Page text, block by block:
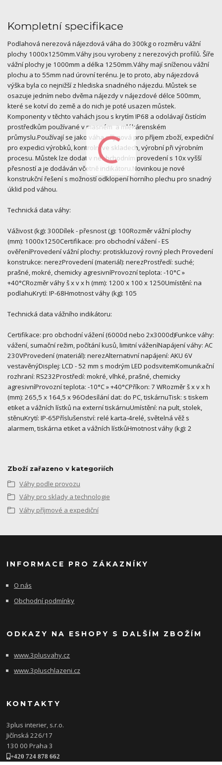
Kompletní specifikace
Podlahová nerezová nájezdová váha do 300kg o rozměru vážní
plochy 1000x1250mm.Váhy jsou vyrobeny z nerezových profilů. Šíře
vážní plochy je 1000mm a délka 1250mm.Váhy mají sníženou vážní
plochu a to 55mm nad úrovní terénu. Je to proto, aby nájezdová
výška byla co nejnižší z hlediska snadného nájezdu. Můstek se
osazuje jedním nebo dvěma nájezdy v nájezdové délce 500mm,
které se kotví do země a do nich je poté usazen můstek.
Komponenty v těchto vahách jsou s krytím IP68 a odolávají čistícím
prostředkům používané v masném a mlékárenském
průmyslu.Používají se jako váha příjmová pro příjem zboží, expediční
pro expedici výrobků, kontrolní ve skladech, výrobní při výrobním
procesu. Můstek lze dodat v neobchodním provedení s 10x vyšší
přesností a je dodáván včetně indikátoru.Novinkou je nové
konstrukční řešení s možností odklopení horního plechu pro snadný
úklid pod váhou.
Technická data váhy:
Váživost (kg): 300Dílek - přesnost (g): 100Rozměr vážní plochy
(mm): 1000x1250Certifikace: pro obchodní vážení - ES
ověřeníProvedení vážní plochy: protiskluzový rovný plech Provedení
konstrukce: nerezProvedení (materiál): nerezProstředí: suché;
prašné, mokré, chemicky agresivníProvozní teplota: -10°C »
+40°CRozměr váhy š x v x h (mm): 1200 x 100 x 1250Umístění: na
podlahuKrytí: IP-68Hmotnost váhy (kg): 105
Technická data vážního indikátoru:
Certifikace: pro obchodní vážení (6000d nebo 2x3000d)Funkce váhy:
vážení, sumační režim, počítání kusů, limitní váženíNapájení váhy: AC
230VProvedení (materiál): nerezAlternativní napájení: AKU 6V
vestavěnýDisplej: LCD - 52 mm s modrým LED podsvitemKomunikační
rozhraní: RS232Prostředí: mokré, vlhké, prašné, chemicky
agresivníProvozní teplota: -10°C » +40°CPříkon: 7 WRozměr š x v x h
(mm): 265,5 x 164,5 x 96Odesílání dat: do PC, tiskárnuTisk: s tiskem
etiket a vážních lístků na externí tiskárnuUmístění: na pult, stolek,
stěnuKrytí: IP-65Příslušenství: relé karta-4relé, světelná věž s
alarmem, tiskárna etiket a vážních lístkůHmotnost váhy (kg): 2
Zboží zařazeno v kategoriích
Váhy podle provozu
Váhy pro sklady a technologie
Váhy příjmové a expediční
INFORMACE PRO ZÁKAZNÍKY
O nás
Obchodní podmínky
ODKAZY NA ESHOPY S DALŠÍM ZBOŽÍM
www.3plusvahy.cz
www.3pluschlazeni.cz
KONTAKTY
3plus interier, s.r.o.
Jičínská 226/17
130 00 Praha 3
+420 724 878 662